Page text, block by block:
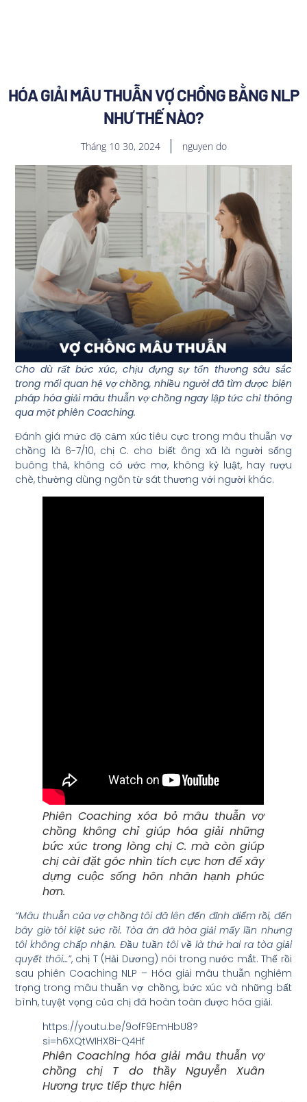
HÓA GIẢI MÂU THUẪN VỢ CHỒNG BẰNG NLP
NHƯ THẾ NÀO?
Tháng 10 30, 2024 nguyen do
Cho dù rất bức xúc, chịu đựng sự tổn thương sâu sắc
trong mối quan hệ vợ chồng, nhiều người đã tìm được biện
pháp hóa giải mâu thuẫn vợ chồng ngay lập tức chỉ thông
qua một phiên Coaching.
Đánh giá mức độ cảm xúc tiêu cực trong mâu thuẫn vợ
chồng là 6-7/10, chị C. cho biết ông xã là người sống
buông thả, không có ước mơ, không kỷ luật, hay rượu
chè, thường dùng ngôn từ sát thương với người khác.
Phiên Coaching xóa bỏ mâu thuẫn vợ
chồng không chỉ giúp hóa giải những
bức xúc trong lòng chị C. mà còn giúp
chị cài đặt góc nhìn tích cực hơn để xây
dựng cuộc sống hôn nhân hạnh phúc
hơn.
“Mâu thuẫn của vợ chồng tôi đã lên đến đỉnh điểm rồi, đến
bây giờ tôi kiệt sức rồi. Tòa án đã hòa giải mấy lần nhưng
tôi không chấp nhận. Đầu tuần tôi về là thứ hai ra tòa giải
quyết thôi…”, chị T (Hải Dương) nói trong nước mắt. Thế rồi
sau phiên Coaching NLP – Hóa giải mâu thuẫn nghiêm
trọng trong mâu thuẫn vợ chồng, bức xúc và những bất
bình, tuyệt vọng của chị đã hoàn toàn được hóa giải.
https://youtu.be/9ofF9EmHbU8?
si=h6XQtWIHX8i-Q4Hf
Phiên Coaching hóa giải mâu thuẫn vợ
chồng chị T do thầy Nguyễn Xuân
Hương trực tiếp thực hiện